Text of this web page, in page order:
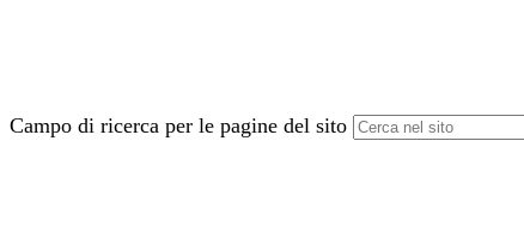
Campo di ricerca per le pagine del sito